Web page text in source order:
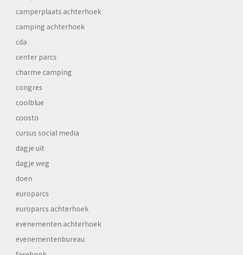
camperplaats achterhoek
camping achterhoek
cda
center parcs
charme camping
congres
coolblue
coosto
cursus social media
dagje uit
dagje weg
doen
europarcs
europarcs achterhoek
evenementen achterhoek
evenementenbureau